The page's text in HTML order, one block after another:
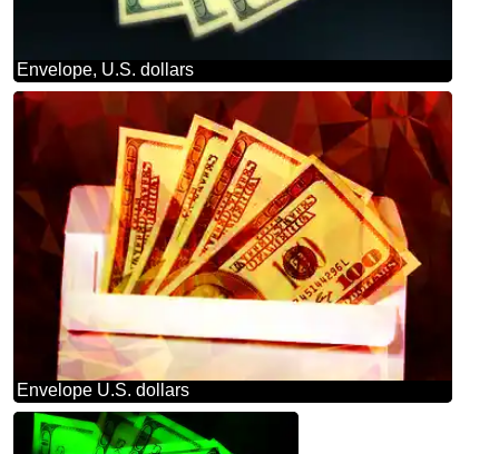
Envelope, U.S. dollars
Envelope U.S. dollars